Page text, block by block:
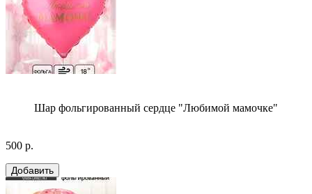
Шар фольгированный сердце "Любимой мамочке"
500 р.